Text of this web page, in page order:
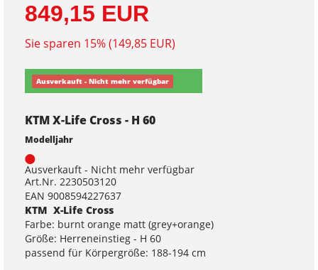
849,15 EUR
Sie sparen 15% (149,85 EUR)
Ausverkauft - Nicht mehr verfügbar
KTM X-Life Cross - H 60
Modelljahr
Ausverkauft - Nicht mehr verfügbar
Art.Nr. 2230503120
EAN 9008594227637
KTM X-Life Cross
Farbe: burnt orange matt (grey+orange)
Größe: Herreneinstieg - H 60
passend für Körpergröße: 188-194 cm